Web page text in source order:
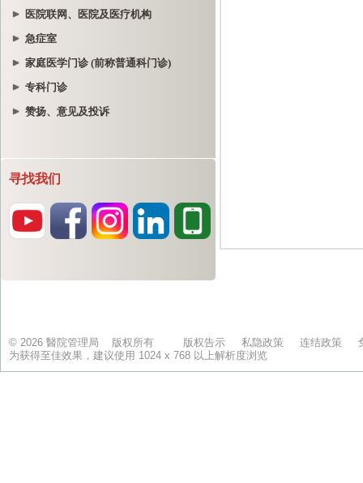
医院联网、医院及医疗机构
急症室
家庭医学门诊 (前称普通科门诊)
专科门诊
赞扬、意见及投诉
寻找我们
© 2026 醫院管理局 版权所有 版权告示 私隐政策 连结政策
为获得至佳效果，建议使用 1024 x 768 以上解析度浏览